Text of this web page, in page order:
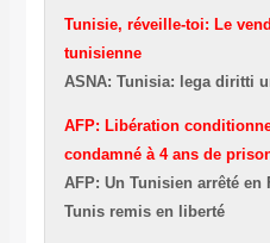
Tunisie, réveille-toi: Le
tunisienne
ASNA: Tunisia: lega diritti
AFP: Libération
condamné à 4 ans de
AFP: Un Tunisien arrêté en
Tunis remis en liberté